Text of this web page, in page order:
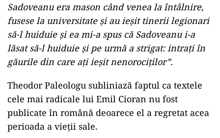
Sadoveanu era mason când venea la întâlnire,
fusese la universitate și au ieșit tinerii legionari
să-l huiduie și ea mi-a spus că Sadoveanu i-a
lăsat să-l huiduie și pe urmă a strigat: intrați în
găurile din care ați ieșit nenorociților”.
Theodor Paleologu subliniază faptul ca textele
cele mai radicale lui Emil Cioran nu fost
publicate în română deoarece el a regretat acea
perioada a vieții sale.